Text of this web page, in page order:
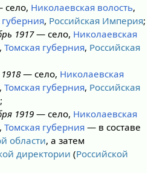
Николаевская волость,
, Российская Империя;
1917— село, Николаевская
,Томская губерния, Российская
— село, Николаевская
,Томская губерния, Российская
;
1919 — село, Николаевская
,Томская губерния — в составе
области, а затем
директории (Российской